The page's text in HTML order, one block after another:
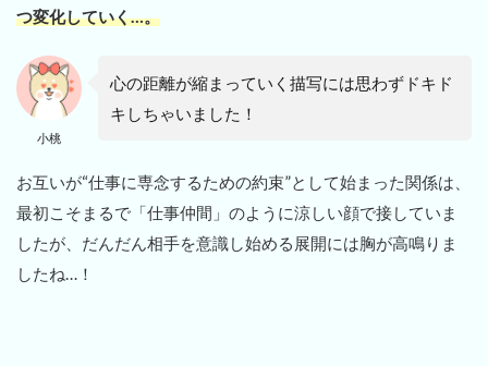
つ変化していく…。
小桃
心の距離が縮まっていく描写には思わずドキド
キしちゃいました！
お互いが“仕事に専念するための約束”として始まった関係は、
最初こそまるで「仕事仲間」のように涼しい顔で接していま
したが、だんだん相手を意識し始める展開には胸が高鳴りま
したね…！